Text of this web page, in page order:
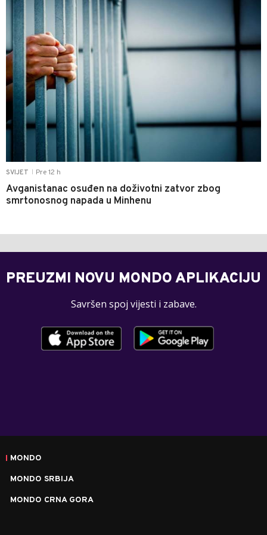
SVIJET Pre 12 h
Avganistanac osuđen na doživotni zatvor zbog
smrtonosnog napada u Minhenu
PREUZMI NOVU MONDO APLIKACIJU
Savršen spoj vijesti i zabave.
MONDO
MONDO SRBIJA
MONDO CRNA GORA